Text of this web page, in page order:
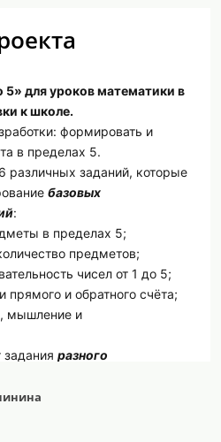
5» для уроков математики в
к школе.
формировать и
в пределах 5.
различных заданий, которые
базовых
:
в пределах 5;
предметов;
чисел от 1 до 5;
и обратного счёта;
мышление и
задания разного
корги»:
и миски);